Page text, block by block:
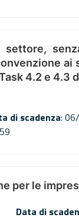
ai
4.2 e 4.3
di scadenza:
per le
Data di